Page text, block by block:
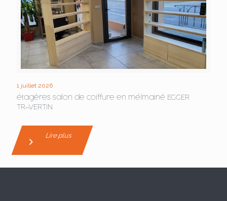
1 juillet 2026
étagères salon de coiffure en mélmainé EGGER
TRAVERTIN
Lire plus